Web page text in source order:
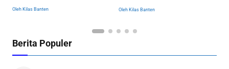
Oleh Kilas Banten
Dikumpulkan
Oleh Kilas Banten
Berita Populer